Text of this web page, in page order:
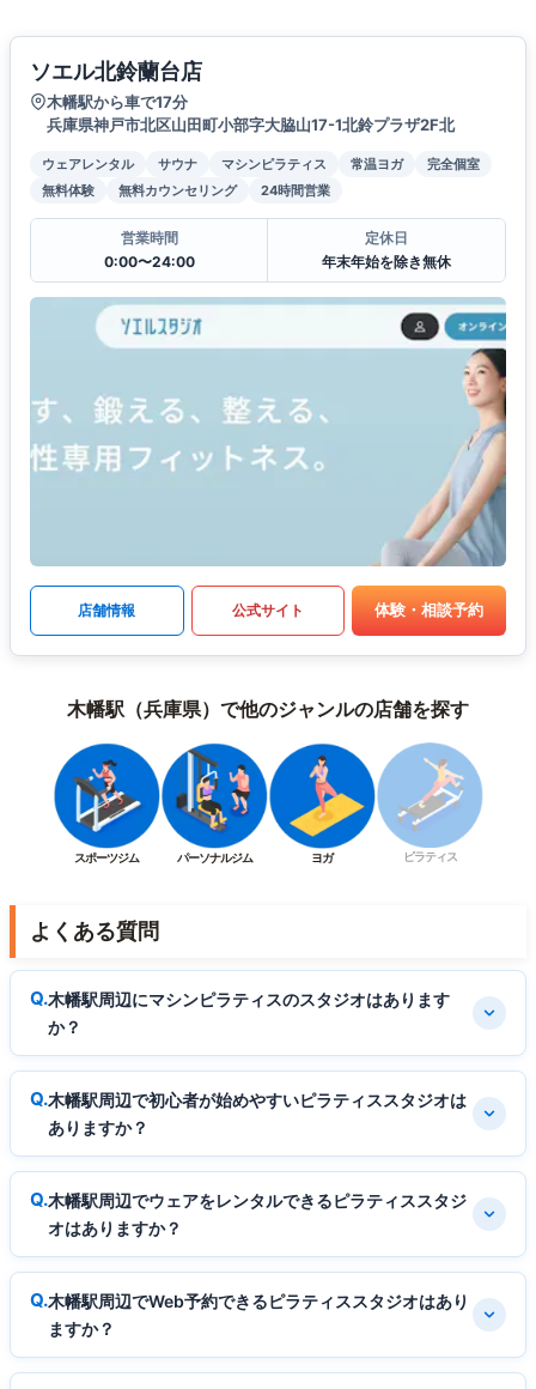
ソエル北鈴蘭台店
木幡駅から車で17分
兵庫県神戸市北区山田町小部字大脇山17-1北鈴プラザ2F北
ウェアレンタル サウナ マシンピラティス 常温ヨガ
完全個室
無料体験
無料カウンセリング 24時間営業
営業時間
0:00〜24:00
定休日
年末年始を除き無休
店舗情報 公式サイト 体験・相談予約
木幡駅（兵庫県）で他のジャンルの店舗を探す
スポーツジム パーソナルジム ヨガ ピラティス
よくある質問
木幡駅周辺にマシンピラティスのスタジオはあります
か？
木幡駅周辺で初心者が始めやすいピラティススタジオは
ありますか？
木幡駅周辺でウェアをレンタルできるピラティススタジ
オはありますか？
木幡駅周辺でWeb予約できるピラティススタジオはあり
ますか？